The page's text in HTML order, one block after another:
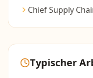
Chief Supply
Typischer